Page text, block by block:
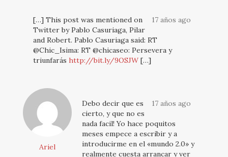
17 años ago
[…] This post was mentioned on
Twitter by Pablo Casuriaga, Pilar
and Robert. Pablo Casuriaga said: RT
@Chic_Isima: RT @chicaseo: Persevera y
triunfarás http://bit.ly/9OSJW […]
Ariel
17 años ago
Debo decir que es
cierto, y que no es
nada facil! Yo hace poquitos
meses empece a escribir y a
introducirme en el «mundo 2.0» y
realmente cuesta arrancar y ver